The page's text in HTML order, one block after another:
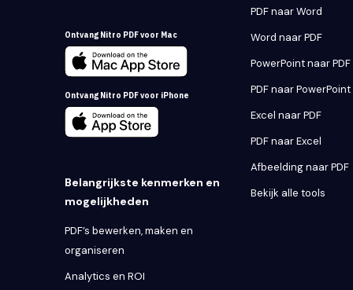
Ontvang Nitro PDF voor Mac
Ontvang Nitro PDF voor iPhone
Belangrijkste kenmerken en
mogelijkheden
PDF’s bewerken, maken en
organiseren
Analytics en ROI
PDF naar Word
Word naar PDF
PowerPoint naar PDF
PDF naar PowerPoint
Excel naar PDF
PDF naar Excel
Afbeelding naar PDF
Bekijk alle tools